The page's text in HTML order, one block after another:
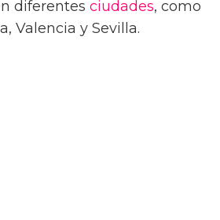
diferentes ciudades, como
Valencia y Sevilla.